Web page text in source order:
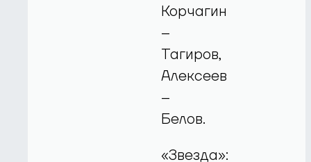
Корчагин
–
Тагиров,
Алексеев
–
Белов.
«Звезда»: